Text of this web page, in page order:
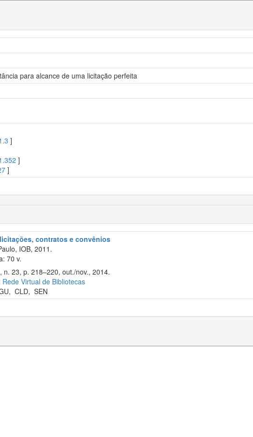
para alcance de uma licitação perfeita
]
]
]
contratos e convênios
IOB, 2011.
70 v.
n. 23, p. 218–220, out./nov., 2014.
Rede Virtual de Bibliotecas
, CLD, SEN